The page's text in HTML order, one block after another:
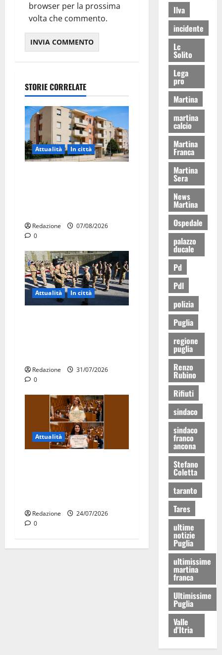
browser per la prossima
volta che commento.
STORIE CORRELATE
Attualità In città
Redazione
07/08/2026
0
Attualità In città
Redazione
31/07/2026
0
Attualità
Redazione
24/07/2026
0
Ilva
incidente
Lc
Solito
Lega
pro
Martina
martina
calcio
Martina
Franca
Martina
Sera
News
Martina
Ospedale
palazzo
ducale
Pd
Pdl
polizia
Puglia
regione
puglia
Renzo
Rubino
Rifiuti
sindaco
sindaco
franco
ancona
Stefano
Coletta
taranto
Tares
ultime
notizie
Puglia
ultimissime
martina
franca
Ultimissime
Puglia
Valle
d'Itria